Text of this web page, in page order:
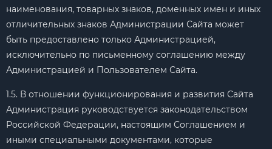
наименования, товарных знаков, доменных имен и иных
отличительных знаков Администрации Сайта может
быть предоставлено только Администрацией,
исключительно по письменному соглашению между
Администрацией и Пользователем Сайта.
1.5. В отношении функционирования и развития Сайта
Администрация руководствуется законодательством
Российской Федерации, настоящим Соглашением и
иными специальными документами, которые